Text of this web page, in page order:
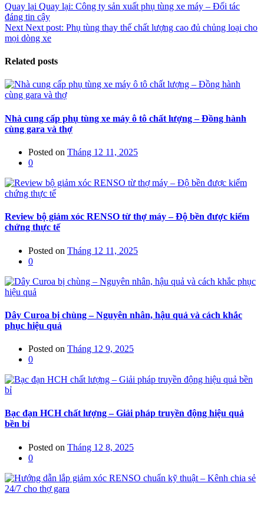
Quay lại Quay lại: Công ty sản xuất phụ tùng xe máy – Đối tác
đáng tin cậy
Next Next post: Phụ tùng thay thế chất lượng cao đủ chủng loại cho
mọi dòng xe
Related posts
Nhà cung cấp phụ tùng xe máy ô tô chất lượng – Đồng hành
cùng gara và thợ
Posted on Tháng 12 11, 2025
0
Review bộ giảm xóc RENSO từ thợ máy – Độ bền được kiểm
chứng thực tế
Posted on Tháng 12 11, 2025
0
Dây Curoa bị chùng – Nguyên nhân, hậu quả và cách khắc
phục hiệu quả
Posted on Tháng 12 9, 2025
0
Bạc đạn HCH chất lượng – Giải pháp truyền động hiệu quả
bền bỉ
Posted on Tháng 12 8, 2025
0